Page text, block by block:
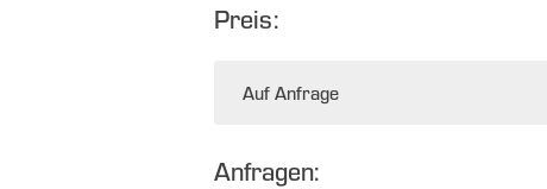
Preis:
Auf Anfrage
Anfragen: